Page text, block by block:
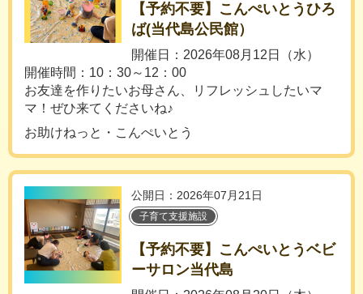
【予約不要】こんぺいとうひろ
ば(当代島公民館）
開催日：2026年08月12日（水）
開催時間：10：30～12：00
お友達を作りたいお母さん、リフレッシュしたいマ
マ！ぜひ来てくださいね♪
お助けねっと・こんぺいとう
公開日：2026年07月21日
子育て支援施設
【予約不要】こんぺいとうベビ
ーサロン当代島